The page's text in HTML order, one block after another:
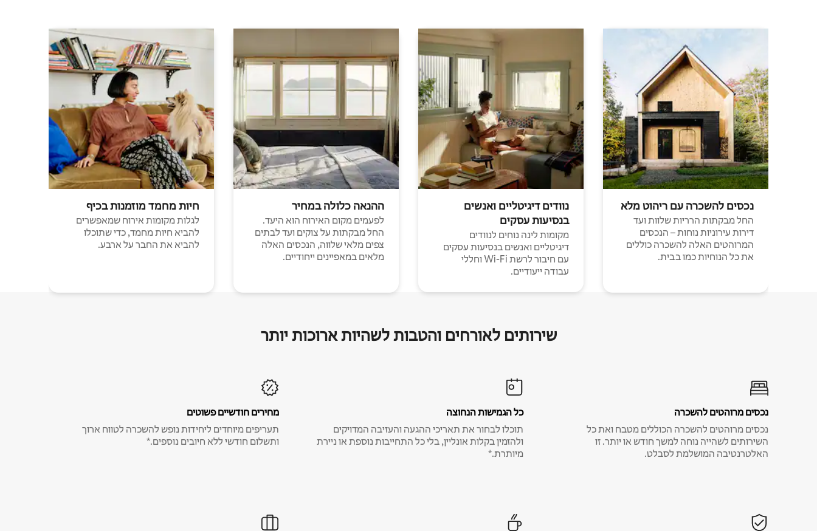
נכסים להשכרה עם ריהוט מלא
החל מבקתות הרריות שלוות ועד
דירות עירוניות נוחות – הנכסים
המרוהטים האלה להשכרה כוללים
את כל הנוחיות כמו בבית.
נוודים דיגיטליים ואנשים
בנסיעות עסקים
מקומות לינה נוחים לנוודים
דיגיטליים ואנשים בנסיעות עסקים
עם חיבור לרשת Wi-Fi וחללי
עבודה ייעודיים.
ההנאה כלולה במחיר
לפעמים מקום האירוח הוא היעד.
החל מבקתות על צוקים ועד לבתים
צפים מלאי שלווה, הנכסים האלה
מלאים במאפיינים ייחודיים.
חיות מחמד מוזמנות בכיף
לגלות מקומות אירוח שמאפשרים
להביא חיות מחמד, כדי שתוכלו
להביא את החבר על ארבע.
שירותים לאורחים והטבות לשהיות ארוכות יותר
נכסים מרוהטים להשכרה
נכסים מרוהטים להשכרה הכוללים מטבח ואת כל
השירותים לשהייה נוחה למשך חודש או יותר. זו
האלטרנטיבה המושלמת לסבלט.
כל הגמישות הנחוצה
תוכלו לבחור את תאריכי ההגעה והעזיבה המדויקים
ולהזמין בקלות אונליין, בלי כל התחייבות נוספת או ניירת
מיותרת.*
מחירים חודשיים פשוטים
תעריפים מיוחדים ליחידות נופש להשכרה לטווח ארוך
ותשלום חודשי ללא חיובים נוספים.*